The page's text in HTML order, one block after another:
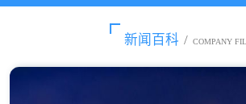
新闻百科 / COMPANY